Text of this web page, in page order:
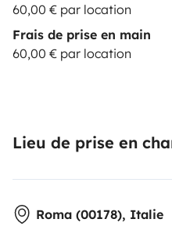
60,00 € par location
Frais de prise en main
60,00 € par location
Lieu de prise en
Roma (00178), Italie